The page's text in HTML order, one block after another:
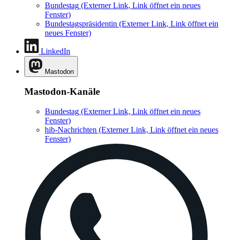
Bundestag (Externer Link, Link öffnet ein neues
Fenster)
Bundestagspräsidentin (Externer Link, Link öffnet ein
neues Fenster)
LinkedIn
Mastodon
Mastodon-Kanäle
Bundestag (Externer Link, Link öffnet ein neues
Fenster)
hib-Nachrichten (Externer Link, Link öffnet ein neues
Fenster)